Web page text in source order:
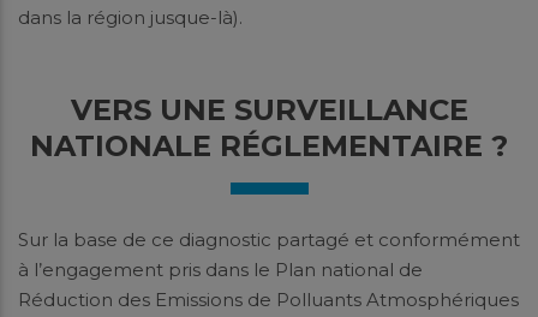
dans la région jusque-là).
VERS UNE SURVEILLANCE
NATIONALE RÉGLEMENTAIRE ?
Sur la base de ce diagnostic partagé et conformément
à l’engagement pris dans le Plan national de
Réduction des Emissions de Polluants Atmosphériques